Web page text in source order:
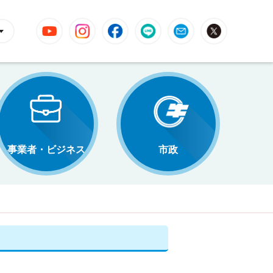
YouTube InstagramFacebookLINE Mail
事業者・ビジネス 市政